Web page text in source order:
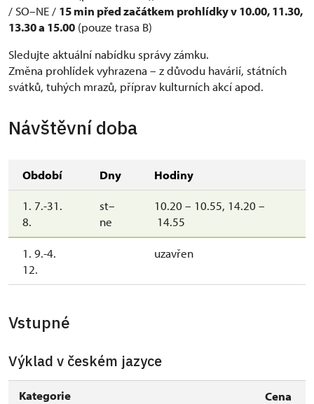
/ SO–NE / 15 min před začátkem prohlídky v 10.00, 11.30,
13.30 a 15.00 (pouze trasa B)
Sledujte aktuální nabídku správy zámku.
Změna prohlídek vyhrazena – z důvodu havárií, státních
svátků, tuhých mrazů, příprav kulturních akcí apod.
Návštěvní doba
Období Dny Hodiny
1. 7.-31.
8.
st–
ne
10.20 – 10.55, 14.20 –
14.55
1. 9.-4.
12.
uzavřen
Vstupné
Výklad v českém jazyce
Kategorie
Cena